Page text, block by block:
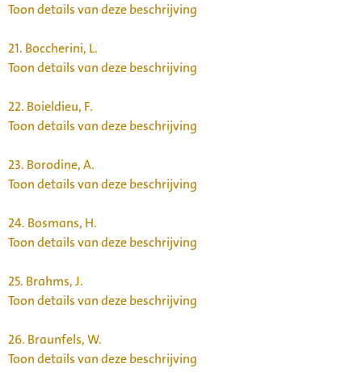
Toon details van deze beschrijving
21. Boccherini, L.
Toon details van deze beschrijving
22. Boieldieu, F.
Toon details van deze beschrijving
23. Borodine, A.
Toon details van deze beschrijving
24. Bosmans, H.
Toon details van deze beschrijving
25. Brahms, J.
Toon details van deze beschrijving
26. Braunfels, W.
Toon details van deze beschrijving